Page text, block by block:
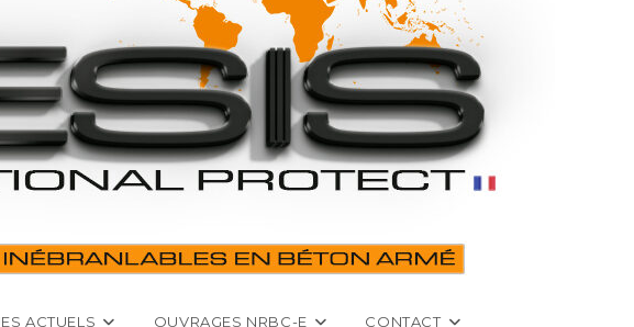
ACTUELS OUVRAGES NRBC-E CONTACT